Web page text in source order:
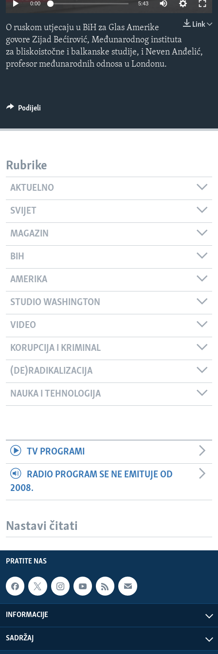
MAGAZIN
O GLASU AMERIKE
Learning English
0:00 5:43
Link
O ruskom utjecaju u BiH za Glas Amerike
govore Zijad Bećirović, Međunarodnog instituta
za bliskoistočne i balkanske studije, i Neven Anđelić,
profesor međunarodnih odnosa u Londonu.
Podijeli
Rubrike
AKTUELNO
SVIJET
MAGAZIN
BIH
AMERIKA
STUDIO WASHINGTON
VIDEO
KORUPCIJA I KRIMINAL
(DE)RADIKALIZACIJA
NAUKA I TEHNOLOGIJA
TV PROGRAMI
RADIO PROGRAM SE NE EMITUJE OD
2008.
Nastavi čitati
PRATITE NAS
INFORMACIJE
SADRŽAJ